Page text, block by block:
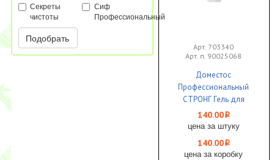
Секреты
чистоты
Сиф
Профессиональный
Подобрать
Арт. 703340
Арт. п. 90025068
Доместос
Профессиональный
СТРОНГ Гель для
сантехники
концентрированный
140.00i
цена за штуку
140.00i
цена за коробку